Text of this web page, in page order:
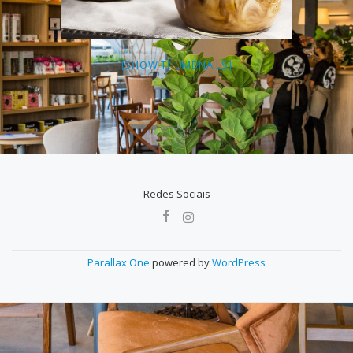
[SHOW THUMBNAILS]
Redes Sociais
Parallax One powered byWordPress